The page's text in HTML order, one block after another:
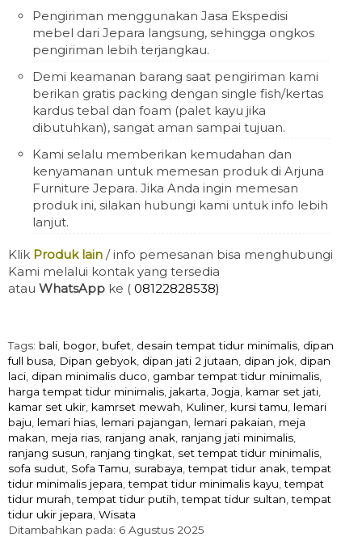
Pengiriman menggunakan Jasa Ekspedisi
mebel dari Jepara langsung, sehingga ongkos
pengiriman lebih terjangkau.
Demi keamanan barang saat pengiriman kami
berikan gratis packing dengan single fish/kertas
kardus tebal dan foam (palet kayu jika
dibutuhkan), sangat aman sampai tujuan.
Kami selalu memberikan kemudahan dan
kenyamanan untuk memesan produk di Arjuna
Furniture Jepara. Jika Anda ingin memesan
produk ini, silakan hubungi kami untuk info lebih
lanjut.
Klik Produk lain / info pemesanan bisa menghubungi
Kami melalui kontak yang tersedia
atau WhatsApp ke ( 08122828538)
Tags: bali bogor bufet desain tempat tidur minimalis dipan
full busa
Dipan gebyok dipan jati 2 jutaan dipan jok dipan
laci dipan minimalis duco gambar tempat tidur minimalis
harga tempat tidur minimalis jakarta ,Jogja kamar set jati
kamar set ukir kamrset mewah Kuliner kursi tamu lemari
baju lemari hias lemari pajangan lemari pakaian meja
makan meja rias ranjang anak ranjang jati minimalis
ranjang susun ranjang tingkat set tempat tidur minimalis
sofa sudut Sofa Tamu surabaya ,tempat tidur anak ,tempat
tidur minimalis jepara ,tempat tidur minimalis kayu ,tempat
tidur murah ,tempat tidur putih ,tempat tidur sultan ,tempat
tidur ukir jepara Wisata
Ditambahkan pada: 6 Agustus 2025